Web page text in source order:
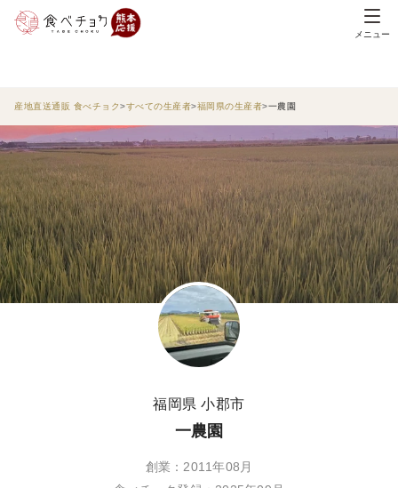
メニュー
産地直送通販 食べチョク すべての生産者 福岡県の生産者 一農園
福岡県 小郡市
一農園
創業：2011年08月